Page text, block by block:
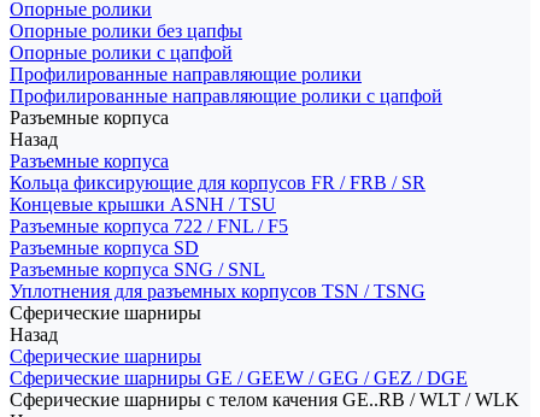
Опорные ролики
Опорные ролики без цапфы
Опорные ролики с цапфой
Профилированные направляющие ролики
Профилированные направляющие ролики с цапфой
Разъемные корпуса
Назад
Разъемные корпуса
Кольца фиксирующие для корпусов FR / FRB / SR
Концевые крышки ASNH / TSU
Разъемные корпуса 722 / FNL / F5
Разъемные корпуса SD
Разъемные корпуса SNG / SNL
Уплотнения для разъемных корпусов TSN / TSNG
Сферические шарниры
Назад
Сферические шарниры
Сферические шарниры GE / GEEW / GEG / GEZ / DGE
Сферические шарниры с телом качения GE..RB / WLT / WLK